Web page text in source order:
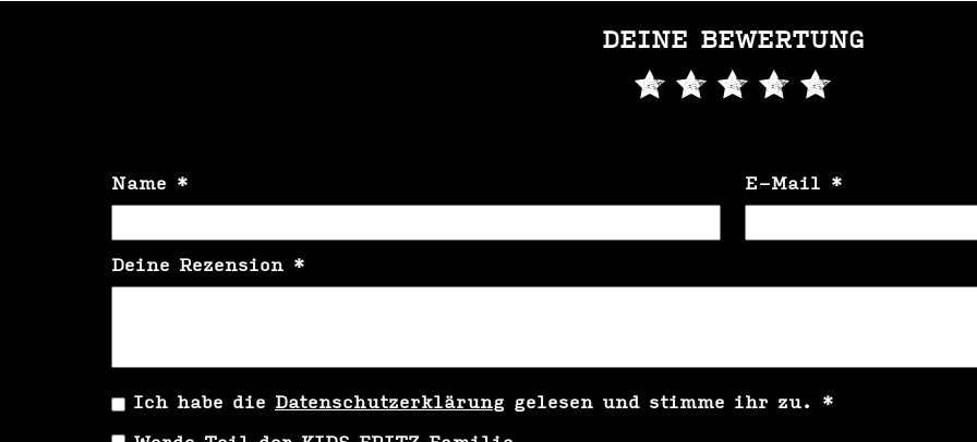
DEINE BEWERTUNG
Deine Rezension *
Name * E-Mail *
Ich habe die Datenschutzerklärung gelesen und stimme ihr zu. *